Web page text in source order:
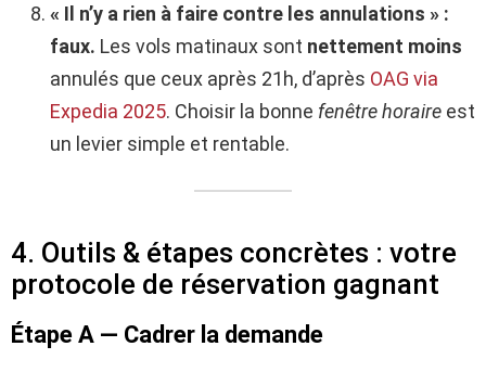
« Il n’y a rien à faire contre les annulations » :
faux. Les vols matinaux sont nettement moins
annulés que ceux après 21h, d’après OAG via
Expedia 2025. Choisir la bonne fenêtre horaire est
un levier simple et rentable.
4. Outils & étapes concrètes : votre
protocole de réservation gagnant
Étape A — Cadrer la demande